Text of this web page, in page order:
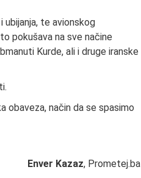
ubijanja, te avionskog
pokušava na sve načine
Kurde, ali i druge iranske
obaveza, način da se spasimo
Enver Kazaz, Prometej.ba